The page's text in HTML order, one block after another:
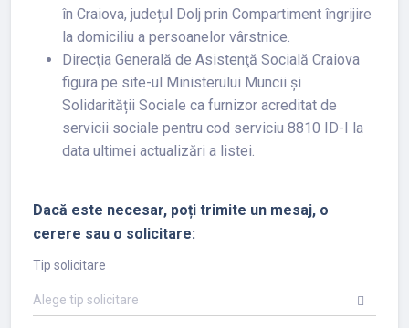
în Craiova, județul Dolj prin Compartiment îngrijire
la domiciliu a persoanelor vârstnice.
Direcţia Generală de Asistenţă Socială Craiova
figura pe site-ul Ministerului Muncii și
Solidarității Sociale ca furnizor acreditat de
servicii sociale pentru cod serviciu 8810 ID-I la
data ultimei actualizări a listei.
Dacă este necesar, poți trimite un mesaj, o
cerere sau o solicitare:
Tip solicitare
Alege tip solicitare